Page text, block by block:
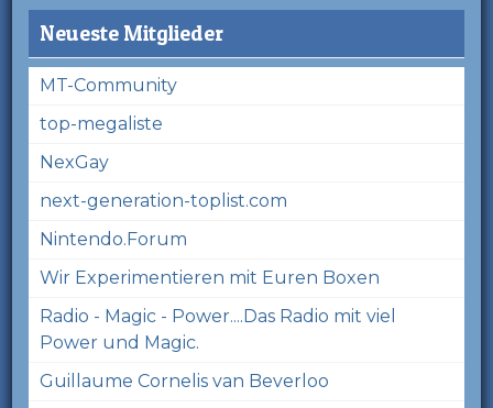
Neueste Mitglieder
MT-Community
top-megaliste
NexGay
next-generation-toplist.com
Nintendo.Forum
Wir Experimentieren mit Euren Boxen
Radio - Magic - Power....Das Radio mit viel
Power und Magic.
Guillaume Cornelis van Beverloo